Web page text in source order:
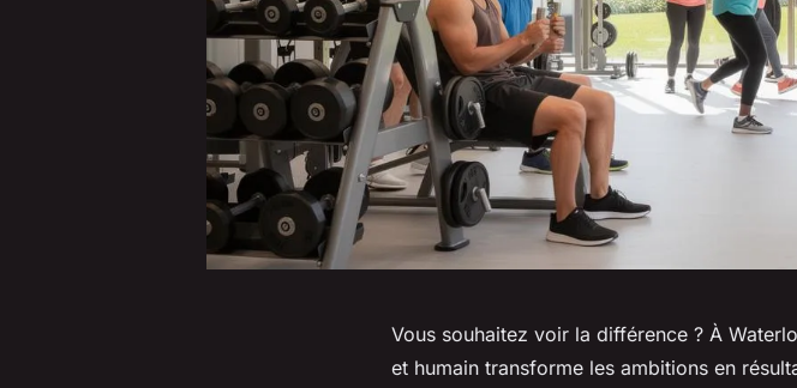
Vous souhaitez voir la différence ? À
et humain transforme les ambitions en